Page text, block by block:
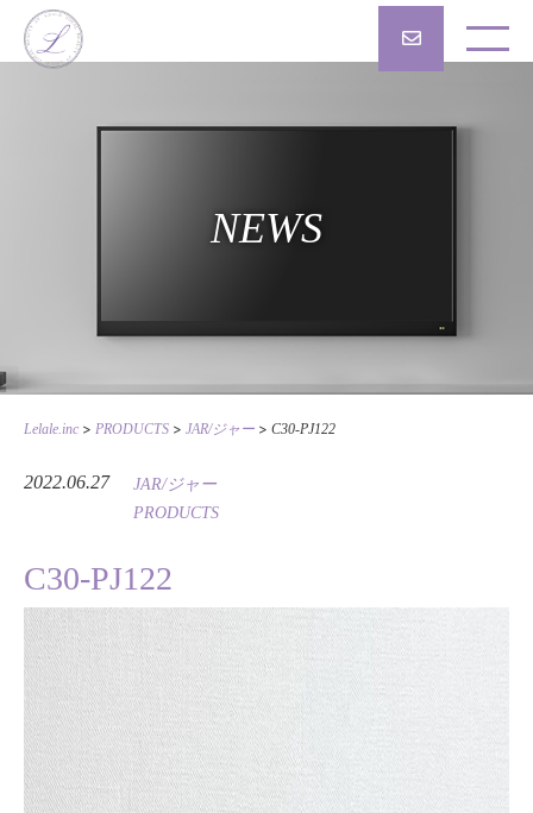
NEWS
Lelale.inc > PRODUCTS > JAR/ジャー > C30-PJ122
2022.06.27
JAR/ジャー
PRODUCTS
C30-PJ122